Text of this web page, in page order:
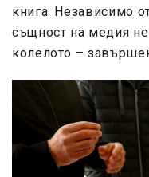
книга. Независимо
същност на медия
колелото –